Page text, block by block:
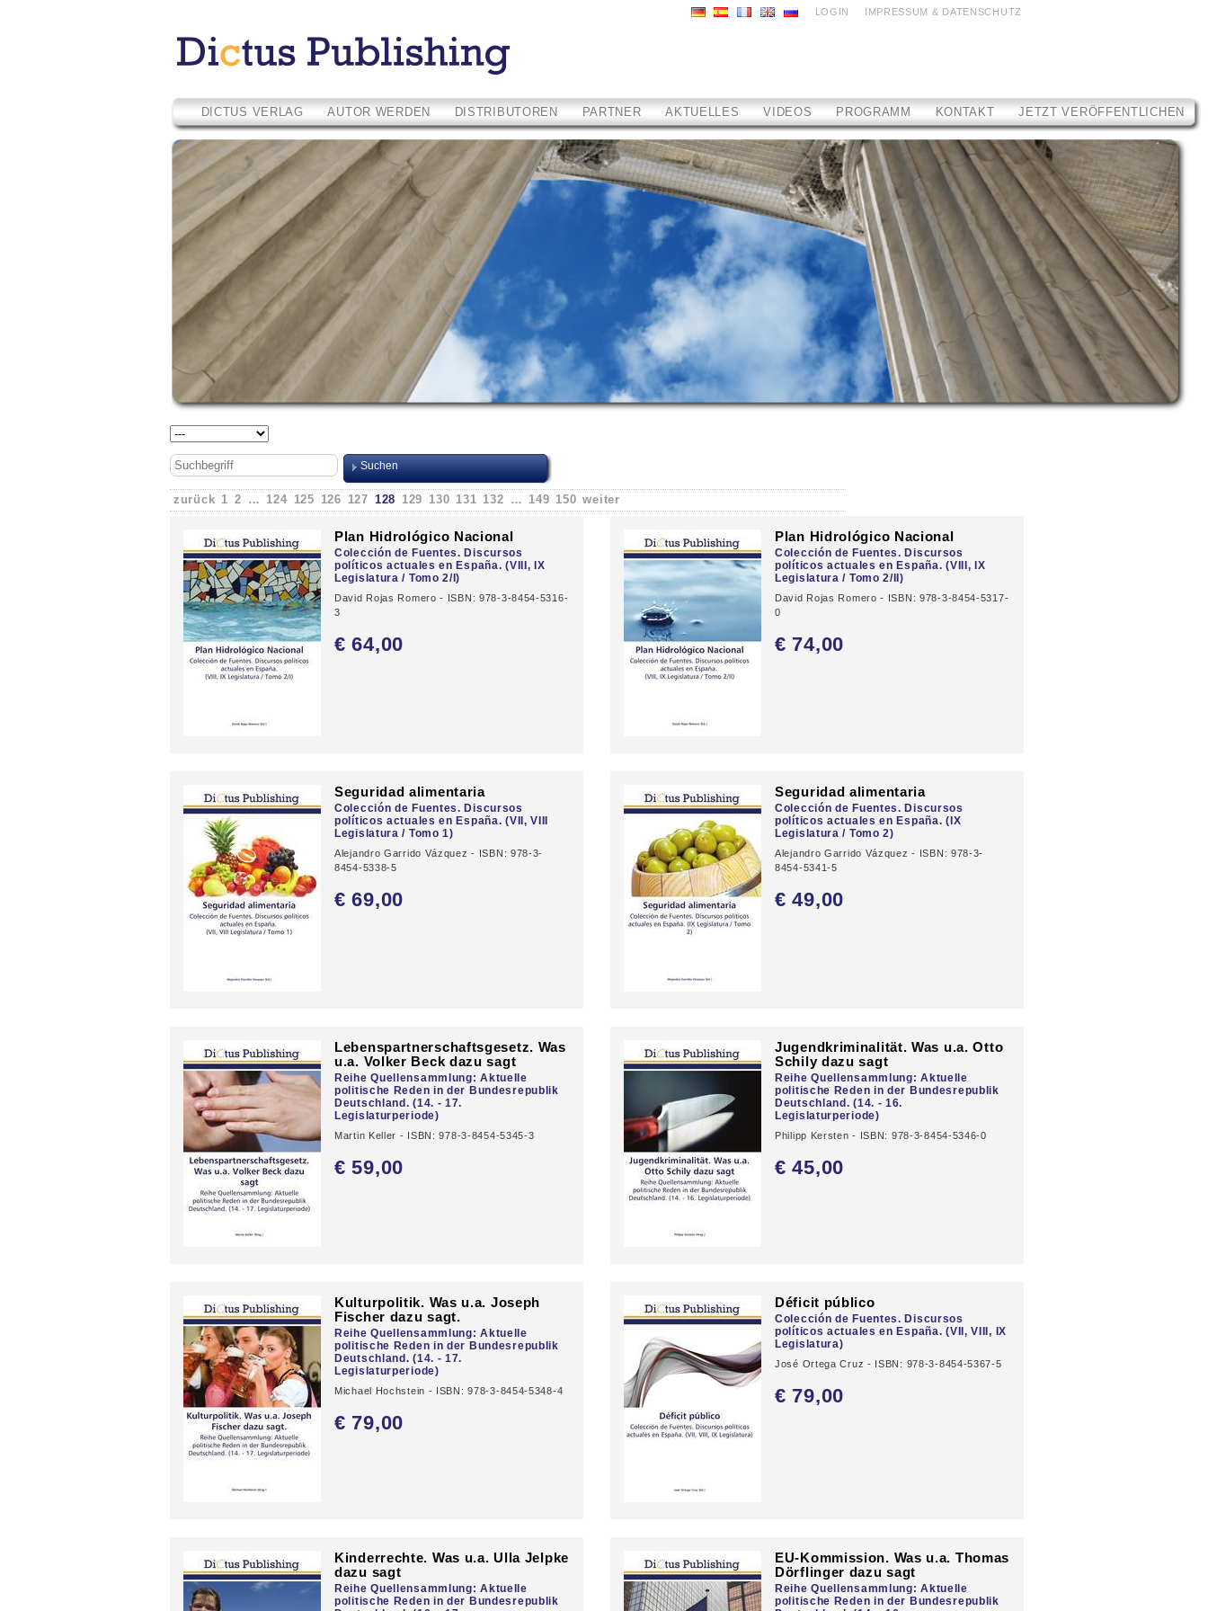
LOGIN IMPRESSUM & DATENSCHUTZ
DICTUS VERLAG AUTOR WERDEN DISTRIBUTOREN PARTNER AKTUELLES VIDEOS PROGRAMM KONTAKT JETZT VERÖFFENTLICHEN
zurück 1 2 … 124 125 126 127 128 129 130 131 132 … 149 150 weiter
Plan Hidrológico Nacional
Colección de Fuentes. Discursos
políticos actuales en España. (VIII, IX
Legislatura / Tomo 2/I)
David Rojas Romero - ISBN: 978-3-8454-5316-
3
€ 64,00
Plan Hidrológico Nacional
Colección de Fuentes. Discursos
políticos actuales en España. (VIII, IX
Legislatura / Tomo 2/II)
David Rojas Romero - ISBN: 978-3-8454-5317-
0
€ 74,00
Seguridad alimentaria
Colección de Fuentes. Discursos
políticos actuales en España. (VII, VIII
Legislatura / Tomo 1)
Alejandro Garrido Vázquez - ISBN: 978-3-
8454-5338-5
€ 69,00
Seguridad alimentaria
Colección de Fuentes. Discursos
políticos actuales en España. (IX
Legislatura / Tomo 2)
Alejandro Garrido Vázquez - ISBN: 978-3-
8454-5341-5
€ 49,00
Lebenspartnerschaftsgesetz. Was
u.a. Volker Beck dazu sagt
Reihe Quellensammlung: Aktuelle
politische Reden in der Bundesrepublik
Deutschland. (14. - 17.
Legislaturperiode)
Martin Keller - ISBN: 978-3-8454-5345-3
€ 59,00
Jugendkriminalität. Was u.a. Otto
Schily dazu sagt
Reihe Quellensammlung: Aktuelle
politische Reden in der Bundesrepublik
Deutschland. (14. - 16.
Legislaturperiode)
Philipp Kersten - ISBN: 978-3-8454-5346-0
€ 45,00
Kulturpolitik. Was u.a. Joseph
Fischer dazu sagt.
Reihe Quellensammlung: Aktuelle
politische Reden in der Bundesrepublik
Deutschland. (14. - 17.
Legislaturperiode)
Michael Hochstein - ISBN: 978-3-8454-5348-4
€ 79,00
Déficit público
Colección de Fuentes. Discursos
políticos actuales en España. (VII, VIII, IX
Legislatura)
José Ortega Cruz - ISBN: 978-3-8454-5367-5
€ 79,00
Kinderrechte. Was u.a. Ulla Jelpke
dazu sagt
Reihe Quellensammlung: Aktuelle
politische Reden in der Bundesrepublik
EU-Kommission. Was u.a. Thomas
Dörflinger dazu sagt
Reihe Quellensammlung: Aktuelle
politische Reden in der Bundesrepublik